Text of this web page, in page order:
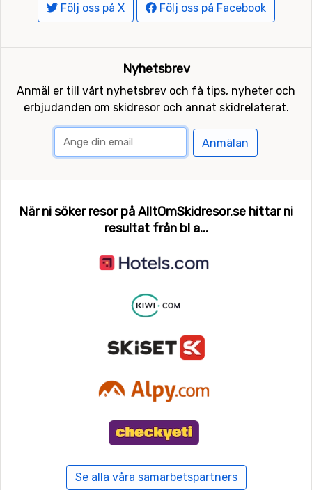
Följ oss på X Följ oss på Facebook
Nyhetsbrev
Anmäl er till vårt nyhetsbrev och få tips, nyheter och
erbjudanden om skidresor och annat skidrelaterat.
Anmälan
När ni söker resor på AlltOmSkidresor.se hittar ni
resultat från bl a...
Se alla våra samarbetspartners